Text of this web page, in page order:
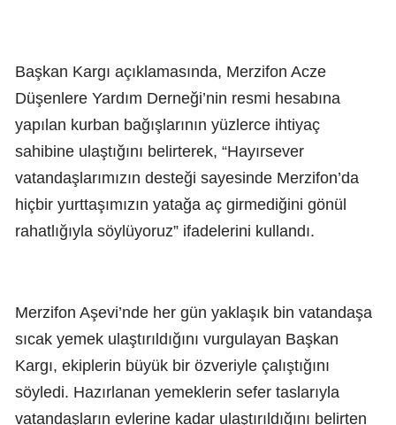
Başkan Kargı açıklamasında, Merzifon Acze
Düşenlere Yardım Derneği’nin resmi hesabına
yapılan kurban bağışlarının yüzlerce ihtiyaç
sahibine ulaştığını belirterek, “Hayırsever
vatandaşlarımızın desteği sayesinde Merzifon’da
hiçbir yurttaşımızın yatağa aç girmediğini gönül
rahatlığıyla söylüyoruz” ifadelerini kullandı.
Merzifon Aşevi’nde her gün yaklaşık bin vatandaşa
sıcak yemek ulaştırıldığını vurgulayan Başkan
Kargı, ekiplerin büyük bir özveriyle çalıştığını
söyledi. Hazırlanan yemeklerin sefer taslarıyla
vatandaşların evlerine kadar ulaştırıldığını belirten